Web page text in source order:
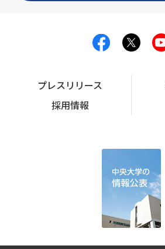
プレスリリース
採用情報